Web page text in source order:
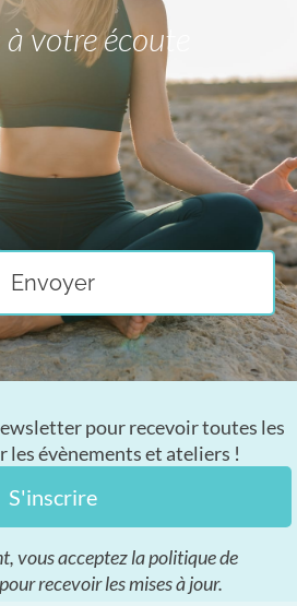
à votre écoute
Envoyer
pour recevoir toutes les
évènements et ateliers !
S'inscrire
vous acceptez la politique de
recevoir les mises à jour.